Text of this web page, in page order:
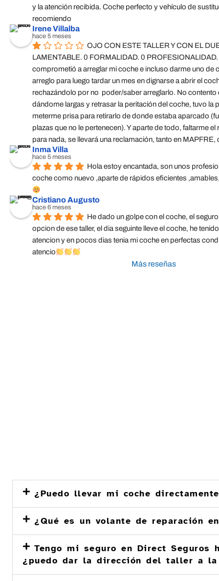
y la atención recibida. Coche perfecto y vehículo de
recomiendo
Irene Villalba
hace 5 meses
OJO CON ESTE TALLER Y CON EL
LAMENTABLE. 0 FORMALIDAD. 0
comprometió a arreglar mi coche e incluso darme uno de
arreglo para luego tardar un mes en dignarse a abrir el
rechazándolo por no  poder/saber arreglarlo. No contento
dándome largas y retrasar la peritación del coche, tuvo la
meterme prisa para retirarlo de donde estaba aparcado
plazas que no le pertenecen). Y aparte de todo, faltarme
para nada, se llevará una reclamación, tanto en MAPFRE,
Inma Villa
hace 5 meses
Hola estoy encantada, son unos
coche como nuevo ,aparte de rápidos eficientes
Cristiano Augusto
hace 6 meses
He dado un golpe con el coche, el
opcion de ese taller, el dia seguinte lleve el coche, he
atencion y en pocos dias tenia mi coche en perfectas
atencio
Más reseñas
¿Puedo llevar mi coche
¿Qué es un volante de reparación
Tengo mi seguro en Direct
¿puedo dar la dirección del taller a